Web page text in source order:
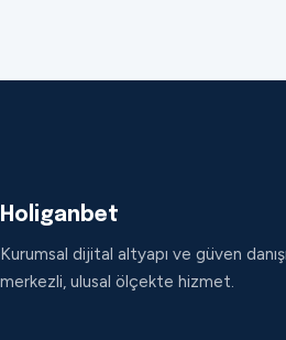
Holiganbet
Kurumsal dijital altyapı ve güven
merkezli, ulusal ölçekte hizmet.